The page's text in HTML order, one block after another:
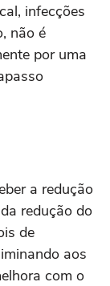
infecções
não é
por uma
a redução
redução do
de
aos
com o